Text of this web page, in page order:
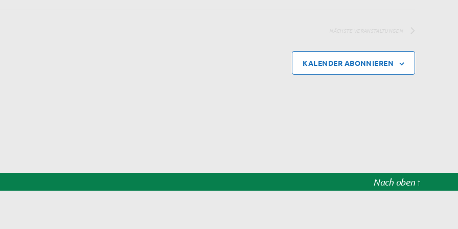
KALENDER ABONNIEREN
Nach oben ↑